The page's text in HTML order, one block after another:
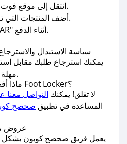
انتقل إلى موقع فوت لوكر الرسمي أو التطبيق.
أضف المنتجات التي ترغب بها إلى سلة التسوق.
الصق الكود في خانة "A2AR" أثناء الدفع.
سياسة الاستبدال
يمكنك استرجاع طلبك مقابل
مهلة 14 يوم من تاريخ الفاتورة.
لا تقلق! يمكنك التواصل معنا
المساعدة في تطبيق صحصح
عروض
يعمل فريق صحصح كوبون بشكل